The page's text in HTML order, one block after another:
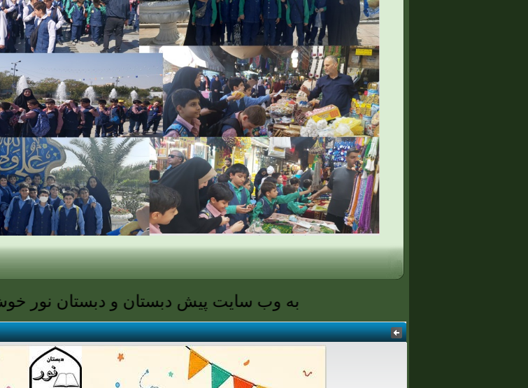
به وب سایت پیش دبستان و دبستان نور خوش آمدید